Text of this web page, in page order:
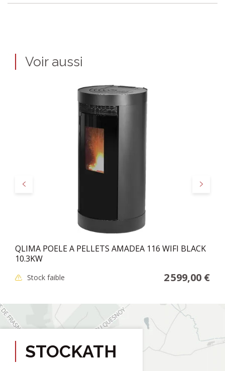
Voir aussi
Précédent Suivant
QLIMA POELE A PELLETS AMADEA 116 WIFI BLACK
10.3KW
Stock faible 2 599,00 €
STOCKATH